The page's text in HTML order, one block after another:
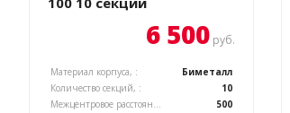
6 500 руб.
Материал корпуса, :
Биметалл
Количество секций, :
10
Межцентровое расстояние, :
500